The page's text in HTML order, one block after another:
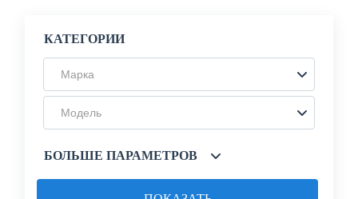
КАТЕГОРИИ
Марка
Модель
БОЛЬШЕ ПАРАМЕТРОВ